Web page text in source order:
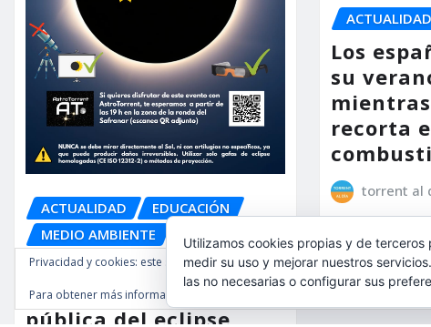
ACTUALIDAD
EDUCACIÓN
MEDIO AMBIENTE
OCIO
AstroTorrent organiza
una observación
pública del eclipse
ACTUALIDAD
Los
su
recorta
torrent al
Utilizamos cookies propias y de
medir su uso y mejorar nuestros
las no necesarias o configurar sus
Privacidad y cookies: este sitio usa cookies. Si continúas navegando por él,
Para obtener más información, incluido cómo gestionar las cookies, consulta: